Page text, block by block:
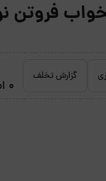
خواب فروتن
گزارش تخلف
0 امتیاز داده نشده